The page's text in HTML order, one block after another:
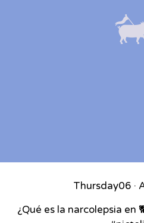
Thursday06 ·
¿Qué es la narcolepsia en